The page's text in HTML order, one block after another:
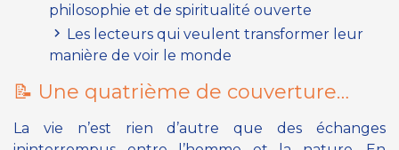
philosophie et de spiritualité ouverte
Les lecteurs qui veulent transformer leur
manière de voir le monde
📝 Une quatrième de couverture…
La vie n’est rien d’autre que des échanges